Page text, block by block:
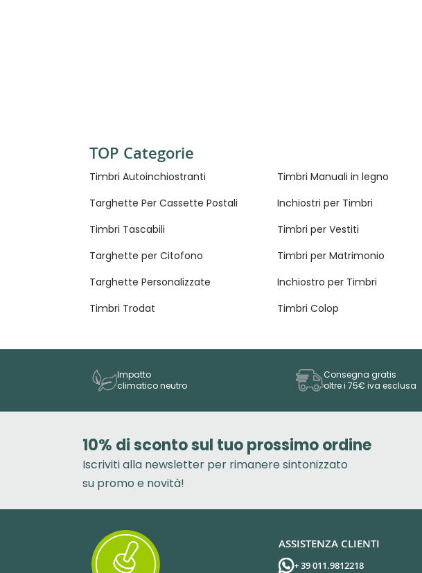
TOP Categorie
Timbri Autoinchiostranti Timbri Manuali in legno
Targhette Per Cassette Postali
Inchiostri per Timbri
Timbri Tascabili
Timbri per Vestiti
Targhette per Citofono
Timbri per Matrimonio
Targhette Personalizzate
Inchiostro per Timbri
Timbri Trodat
Timbri Colop
Impatto
climatico neutro
Consegna gratis
oltre i 75€ iva esclusa
10% di sconto sul tuo prossimo ordine
Iscriviti alla newsletter per rimanere sintonizzato
su promo e novità!
ASSISTENZA CLIENTI
+ 39 011.9812218